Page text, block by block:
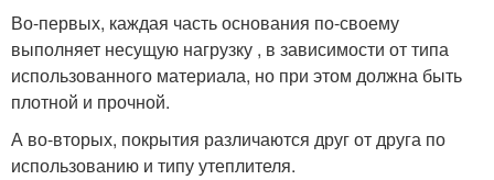
Во-первых, каждая часть основания по-своему
выполняет несущую нагрузку , в зависимости от типа
использованного материала, но при этом должна быть
плотной и прочной.
А во-вторых, покрытия различаются друг от друга по
использованию и типу утеплителя.